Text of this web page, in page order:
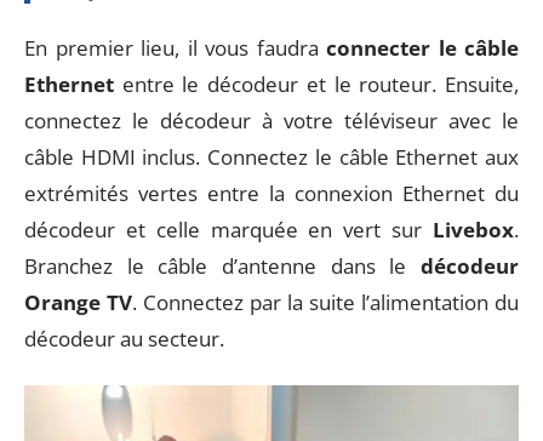
En premier lieu, il vous faudra connecter le câble
Ethernet entre le décodeur et le routeur. Ensuite,
connectez le décodeur à votre téléviseur avec le
câble HDMI inclus. Connectez le câble Ethernet aux
extrémités vertes entre la connexion Ethernet du
décodeur et celle marquée en vert sur Livebox.
Branchez le câble d’antenne dans le décodeur
Orange TV. Connectez par la suite l’alimentation du
décodeur au secteur.